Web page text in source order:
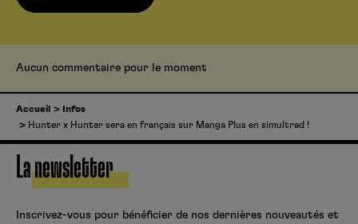
Aucun commentaire pour le moment
Accueil
Infos
Hunter x Hunter sera en français sur Manga Plus en simultrad !
La newsletter
Inscrivez-vous pour bénéficier de nos dernières nouveautés et